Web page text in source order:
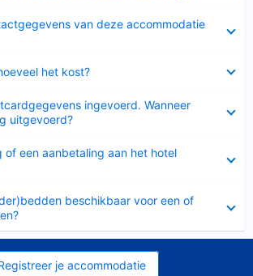
van deze accommodatie
het kost?
ingevoerd. Wanneer
uitgevoerd?
of een aanbetaling aan het hotel
beschikbaar voor een of
je accommodatie